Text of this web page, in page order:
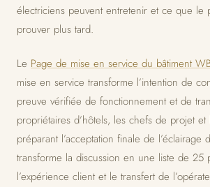
électriciens peuvent entretenir et ce que le
prouver plus tard.
Le Page de mise en service du bâtiment
mise en service transforme l’intention de
preuve vérifiée de fonctionnement et de
propriétaires d’hôtels, les chefs de projet
préparant l’acceptation finale de l’éclairage
transforme la discussion en une liste de 25
l’expérience client et le transfert de